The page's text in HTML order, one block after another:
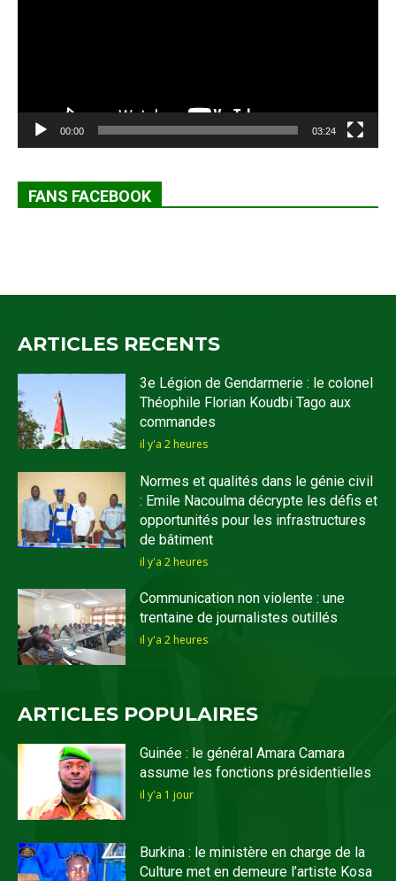
00:00 03:24
FANS FACEBOOK
ARTICLES RECENTS
3e Légion de Gendarmerie : le colonel
Théophile Florian Koudbi Tago aux
commandes
il y'a 2 heures
Normes et qualités dans le génie civil
: Emile Nacoulma décrypte les défis et
opportunités pour les infrastructures
de bâtiment
il y'a 2 heures
Communication non violente : une
trentaine de journalistes outillés
il y'a 2 heures
ARTICLES POPULAIRES
Guinée : le général Amara Camara
assume les fonctions présidentielles
il y'a 1 jour
Burkina : le ministère en charge de la
Culture met en demeure l’artiste Kosa